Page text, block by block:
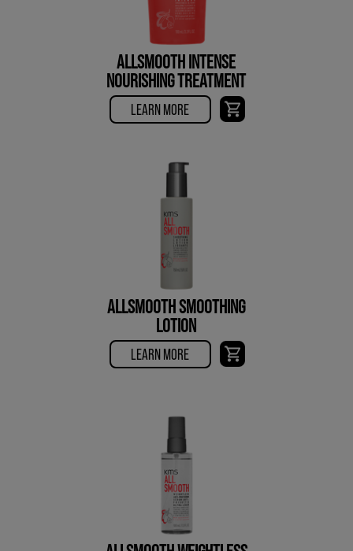
ALLSMOOTH INTENSE
NOURISHING TREATMENT
LEARN MORE
ALLSMOOTH SMOOTHING
LOTION
LEARN MORE